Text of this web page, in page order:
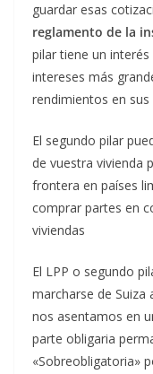
guardar esas
reglamento de la
pilar tiene un
intereses más
rendimientos en
El segundo pilar
de vuestra vivienda
frontera en países
comprar partes en
viviendas
El LPP o segundo
marcharse de Suiza
nos asentamos en
parte obligaria
«Sobreobligatoria»